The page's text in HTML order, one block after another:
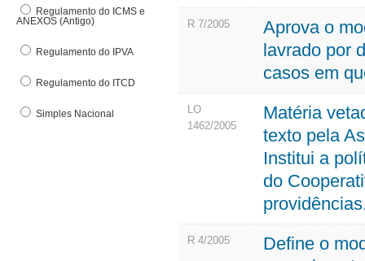
Regulamento do ICMS e
ANEXOS (Antigo)
Regulamento do IPVA
Regulamento do ITCD
Simples Nacional
R 7/2005
Aprova o
lavrado por
casos em
LO
1462/2005
Matéria
texto pela
Institui a
do
R 4/2005
Define o